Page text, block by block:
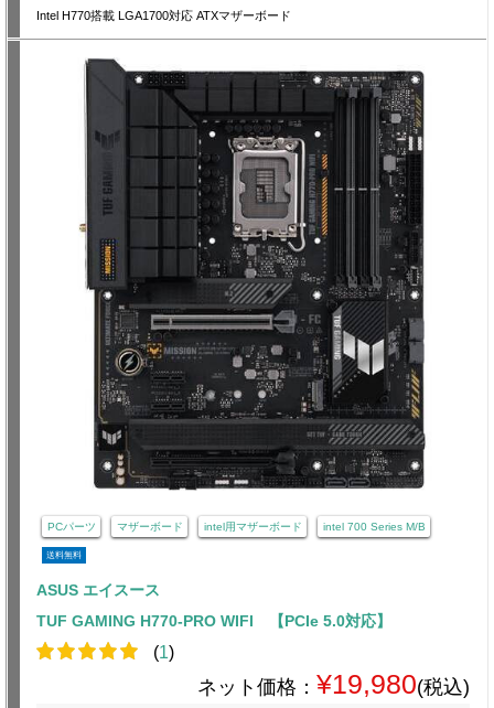
Intel H770搭載 LGA1700対応 ATXマザーボード
PCパーツ マザーボード intel用マザーボード intel 700 Series M/B
送料無料
ASUS エイスース
TUF GAMING H770-PRO WIFI 【PCIe 5.0対応】
(1)
ネット価格： ¥19,980(税込)